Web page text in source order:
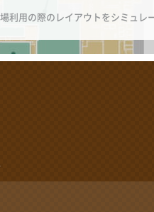
利用の際のレイアウトをシミュレ